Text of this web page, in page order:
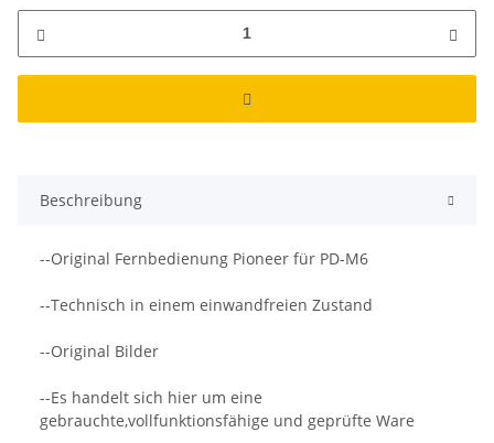
Beschreibung
--Original Fernbedienung Pioneer für PD-M6
--Technisch in einem einwandfreien Zustand
--Original Bilder
--Es handelt sich hier um eine
gebrauchte,vollfunktionsfähige und geprüfte Ware